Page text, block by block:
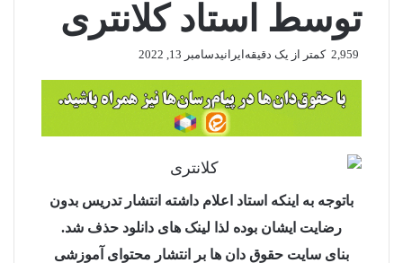
توسط استاد کلانتری
ایرانیدسامبر 13, 2022 کمتر از یک دقیقه
باتوجه به اینکه استاد اعلام داشته انتشار تدریس بدون
رضایت ایشان بوده لذا لینک های دانلود حذف شد.
بنای سایت حقوق دان ها بر انتشار محتوای آموزشی